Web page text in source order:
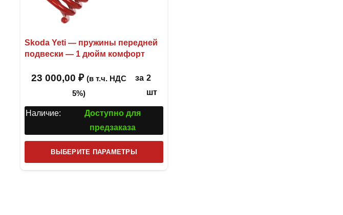
Skoda Yeti — пружины передней
подвески — 1 дюйм комфорт
23 000,00 ₽ (в т.ч. НДС
5%)
за 2
шт
Наличие:
Доступно для
предзаказа
ВЫБЕРИТЕ ПАРАМЕТРЫ
товар